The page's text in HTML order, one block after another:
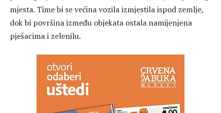
mjesta. Time bi se većina vozila izmjestila ispod zemlje,
dok bi površina između objekata ostala namijenjena
pješacima i zelenilu.